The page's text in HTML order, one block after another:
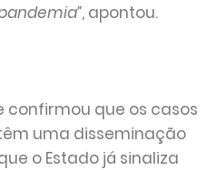
, apontou.
confirmou que os casos
uma disseminação
o Estado já sinaliza